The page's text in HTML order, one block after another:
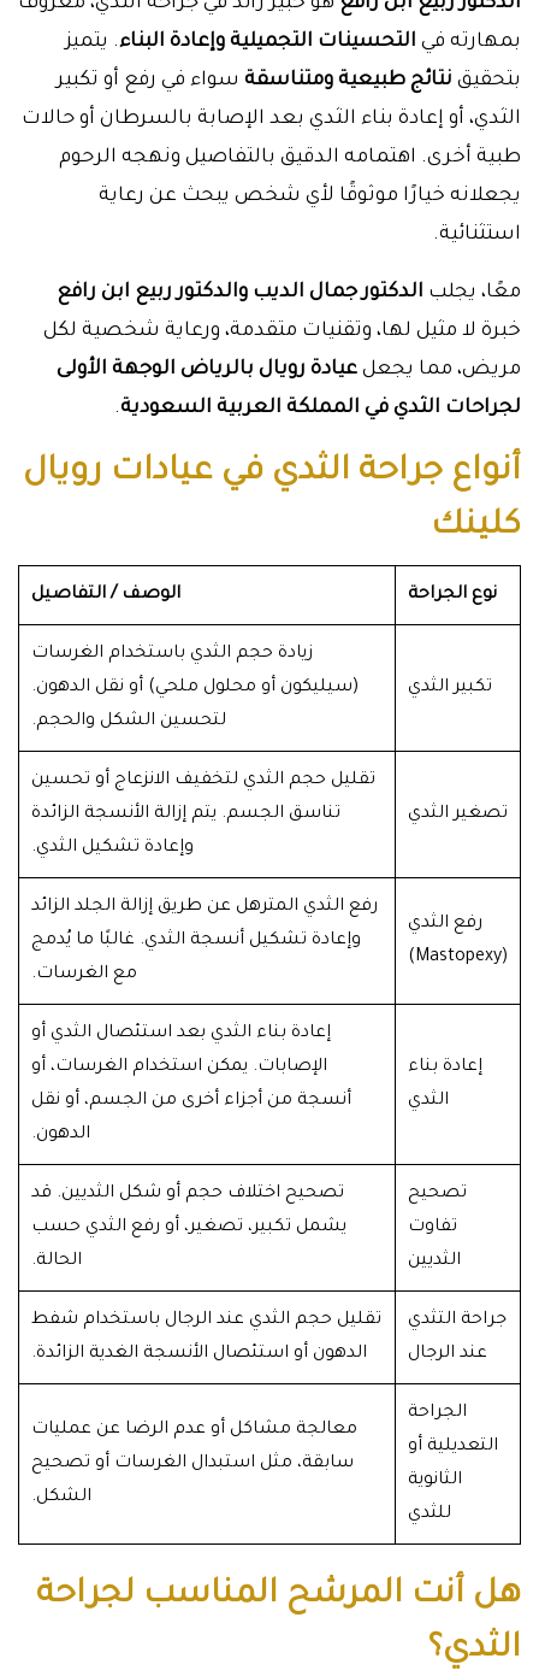
بمهارته في التحسينات التجميلية وإعادة البناء. يتميز
بتحقيق نتائج طبيعية ومتناسقة سواء في رفع أو تكبير
الثدي، أو إعادة بناء الثدي بعد الإصابة بالسرطان أو حالات
طبية أخرى. اهتمامه الدقيق بالتفاصيل ونهجه الرحوم
يجعلانه خيارًا موثوقًا لأي شخص يبحث عن رعاية
استثنائية.
معًا، يجلب الدكتور جمال الديب والدكتور ربيع ابن رافع
خبرة لا مثيل لها، وتقنيات متقدمة، ورعاية شخصية لكل
مريض، مما يجعل عيادة رويال بالرياض الوجهة الأولى
لجراحات الثدي في المملكة العربية السعودية.
أنواع جراحة الثدي في عيادات رويال
كلينك
نوع الجراحة الوصف / التفاصيل
تكبير الثدي
زيادة حجم الثدي باستخدام الغرسات
(سيليكون أو محلول ملحي) أو نقل الدهون.
لتحسين الشكل والحجم.
تصغير الثدي
تقليل حجم الثدي لتخفيف الانزعاج أو تحسين
تناسق الجسم. يتم إزالة الأنسجة الزائدة
وإعادة تشكيل الثدي.
رفع الثدي
(Mastopexy)
رفع الثدي المترهل عن طريق إزالة الجلد الزائد
وإعادة تشكيل أنسجة الثدي. غالبًا ما يُدمج
مع الغرسات.
إعادة بناء
الثدي
إعادة بناء الثدي بعد استئصال الثدي أو
الإصابات. يمكن استخدام الغرسات، أو
أنسجة من أجزاء أخرى من الجسم، أو نقل
الدهون.
تصحيح
تفاوت
الثديين
تصحيح اختلاف حجم أو شكل الثديين. قد
يشمل تكبير، تصغير، أو رفع الثدي حسب
الحالة.
جراحة التثدي
عند الرجال
تقليل حجم الثدي عند الرجال باستخدام شفط
الدهون أو استئصال الأنسجة الغدية الزائدة.
الجراحة
التعديلية أو
الثانوية
للثدي
معالجة مشاكل أو عدم الرضا عن عمليات
سابقة، مثل استبدال الغرسات أو تصحيح
الشكل.
هل أنت المرشح المناسب لجراحة
الثدي؟